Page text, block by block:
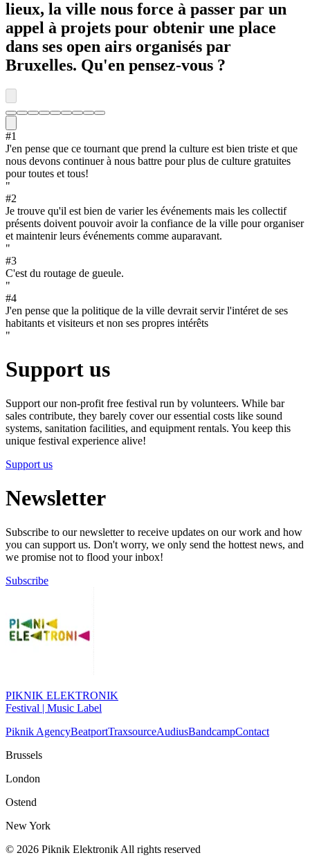
lieux, la ville nous force à passer par un
appel à projets pour obtenir une place
dans ses open airs organisés par
Bruxelles. Qu'en pensez-vous ?
#1
J'en pense que ce tournant que prend la culture est bien triste et que
nous devons continuer à nous battre pour plus de culture gratuites
pour toutes et tous!
"
#2
Je trouve qu'il est bien de varier les événements mais les collectif
présents doivent pouvoir avoir la confiance de la ville pour organiser
et maintenir leurs événements comme auparavant.
"
#3
C'est du routage de gueule.
"
#4
J'en pense que la politique de la ville devrait servir l'intéret de ses
habitants et visiteurs et non ses propres intérêts
"
Support us
Support our non-profit free festival run by volunteers. While bar
sales contribute, they barely cover our essential costs like sound
systems, sanitation facilities, and equipment rentals. You keep this
unique festival experience alive!
Support us
Newsletter
Subscribe to our newsletter to receive updates on our work and how
you can support us. Don't worry, we only send the hottest news, and
we promise not to flood your inbox!
Subscribe
PIKNIK ELEKTRONIK
Festival | Music Label
Piknik AgencyBeatportTraxsourceAudiusBandcampContact
Brussels
London
Ostend
New York
© 2026 Piknik Elektronik All rights reserved